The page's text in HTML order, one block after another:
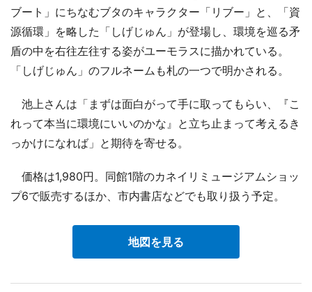
ブート」にちなむブタのキャラクター「リブー」と、「資
源循環」を略した「しげじゅん」が登場し、環境を巡る矛
盾の中を右往左往する姿がユーモラスに描かれている。
「しげじゅん」のフルネームも札の一つで明かされる。
池上さんは「まずは面白がって手に取ってもらい、『こ
れって本当に環境にいいのかな』と立ち止まって考えるき
っかけになれば」と期待を寄せる。
価格は1,980円。同館1階のカネイリミュージアムショッ
プ6で販売するほか、市内書店などでも取り扱う予定。
地図を見る